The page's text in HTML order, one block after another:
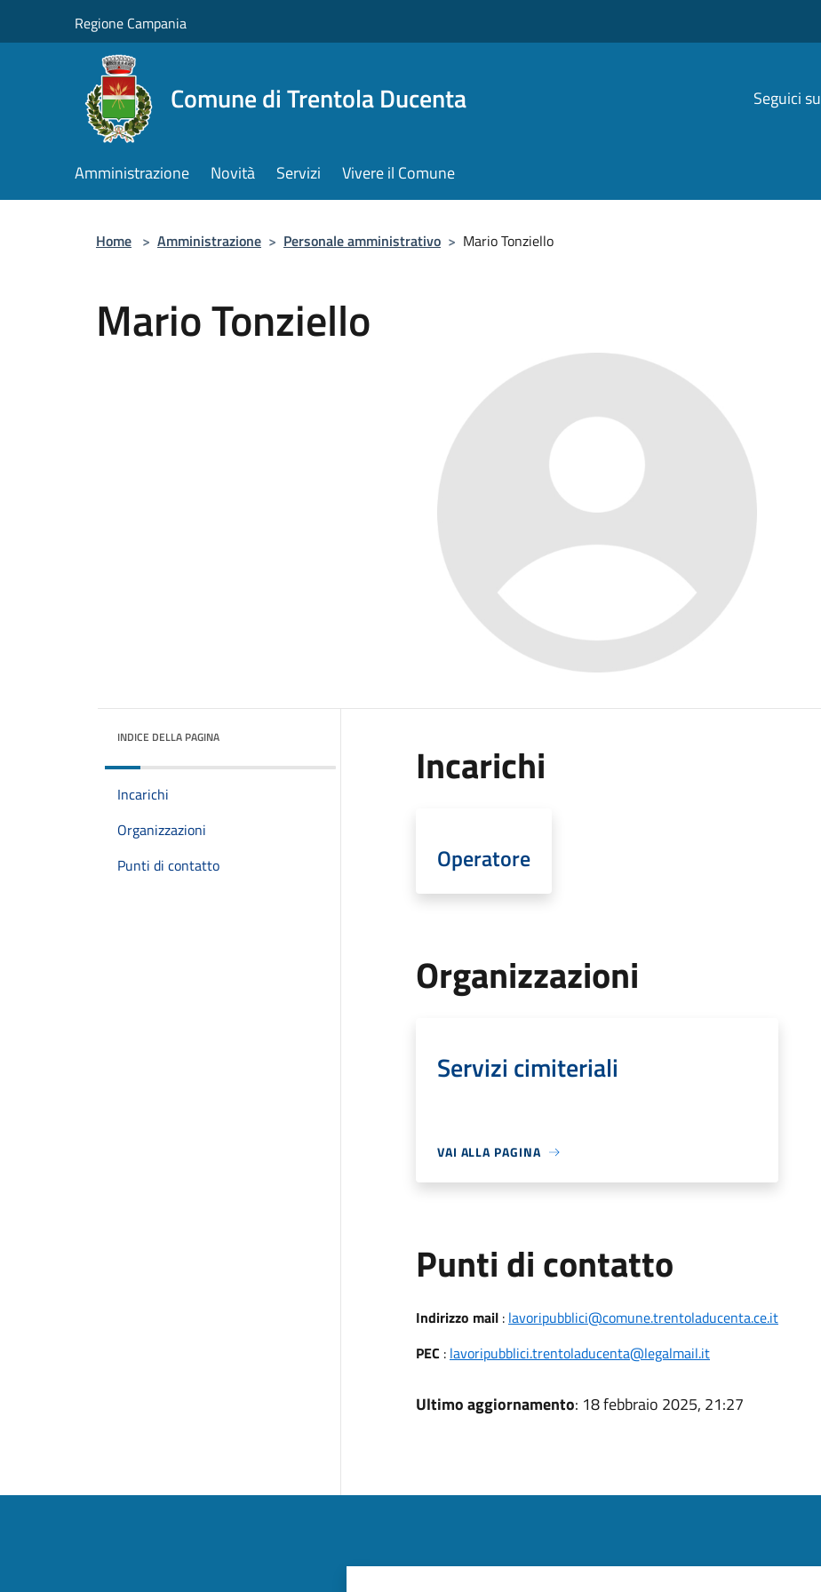
Regione Campania
Comune di Trentola Ducenta Seguici su
Amministrazione Novità Servizi Vivere il Comune
Home > Amministrazione > Personale amministrativo > Mario Tonziello
Mario Tonziello
INDICE DELLA PAGINA
Incarichi
Organizzazioni
Punti di contatto
Incarichi
Operatore
Organizzazioni
Servizi cimiteriali
VAI ALLA PAGINA
Punti di contatto
Indirizzo mail: lavoripubblici@comune.trentoladucenta.ce.it
PEC : lavoripubblici.trentoladucenta@legalmail.it
Ultimo aggiornamento: 18 febbraio 2025, 21:27